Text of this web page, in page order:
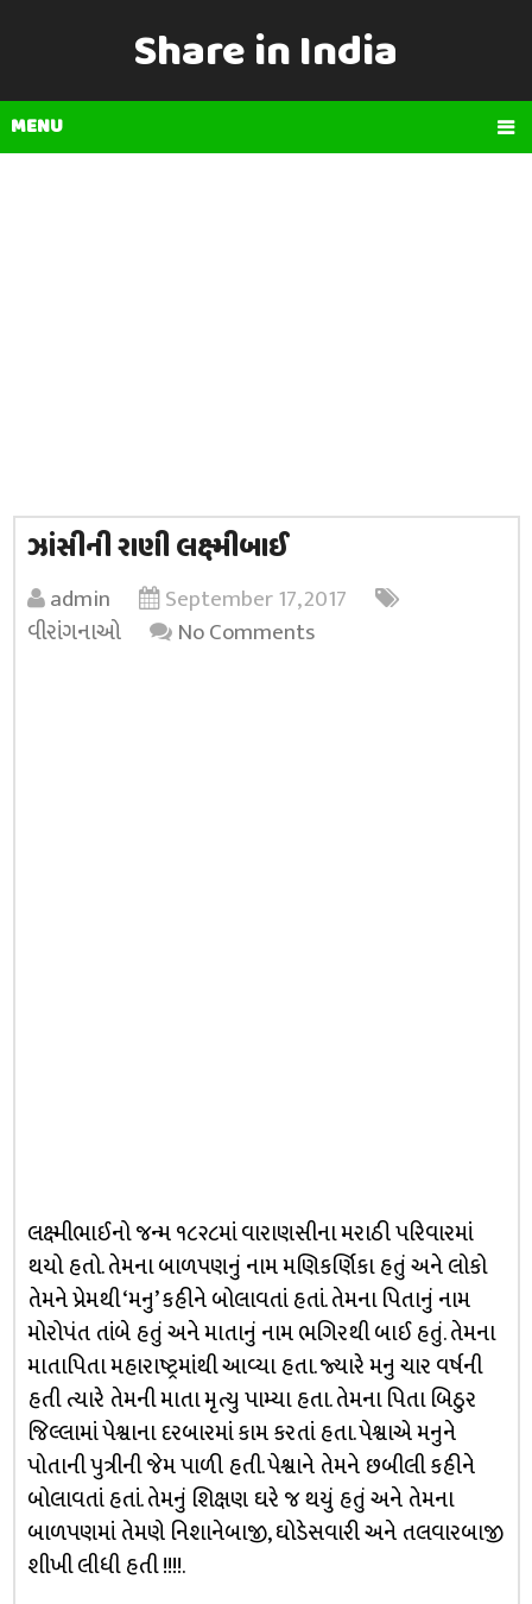
Share in India
MENU
ઝાંસીની રાણી લક્ષ્મીબાઈ
admin
September 17, 2017
વીરાંગનાઓ
No Comments
લક્ષ્મીભાઈનો જન્મ ૧૮૨૮માં વારાણસીના મરાઠી પરિવારમાં
થયો હતો. તેમના બાળપણનું નામ મણિકર્ણિકા હતું અને લોકો
તેમને પ્રેમથી ‘મનુ’ કહીને બોલાવતાં હતાં. તેમના પિતાનું નામ
મોરોપંત તાંબે હતું અને માતાનું નામ ભગિરથી બાઈ હતું. તેમના
માતાપિતા મહારાષ્ટ્રમાંથી આવ્યા હતા. જ્યારે મનુ ચાર વર્ષની
હતી ત્યારે તેમની માતા મૃત્યુ પામ્યા હતા. તેમના પિતા બિઠુર
જિલ્લામાં પેશ્વાના દરબારમાં કામ કરતાં હતા. પેશ્વાએ મનુને
પોતાની પુત્રીની જેમ પાળી હતી. પેશ્વાને તેમને છબીલી કહીને
બોલાવતાં હતાં. તેમનું શિક્ષણ ઘરે જ થયું હતું અને તેમના
બાળપણમાં તેમણે નિશાનેબાજી, ઘોડેસવારી અને તલવારબાજી
શીખી લીધી હતી !!!!.